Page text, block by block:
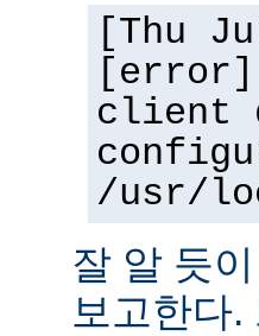
[Thu
client
/usr/
잘 알 듯
보고한다